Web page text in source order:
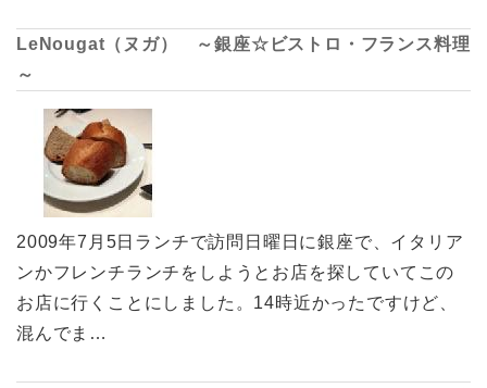
LeNougat（ヌガ） ～銀座☆ビストロ・フランス料理
～
2009年7月5日ランチで訪問日曜日に銀座で、イタリア
ンかフレンチランチをしようとお店を探していてこの
お店に行くことにしました。14時近かったですけど、
混んでま…